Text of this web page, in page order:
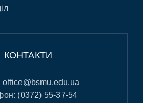
КОНТАКТИ
office@bsmu.edu.ua
(0372) 55-37-54